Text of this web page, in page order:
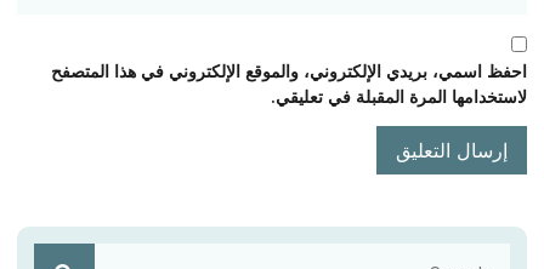
احفظ اسمي، بريدي الإلكتروني، والموقع الإلكتروني في هذا المتصفح
لاستخدامها المرة المقبلة في تعليقي.